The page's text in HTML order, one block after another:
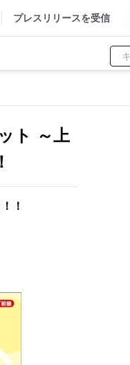
プレスリリースを受信
ト ～上
！